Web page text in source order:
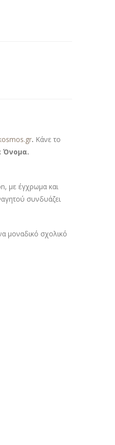
. Κάνε το
Όνομα.
με έγχρωμα και
συνδυάζει
μοναδικό σχολικό